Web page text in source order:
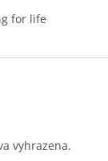
for life
vyhrazena.